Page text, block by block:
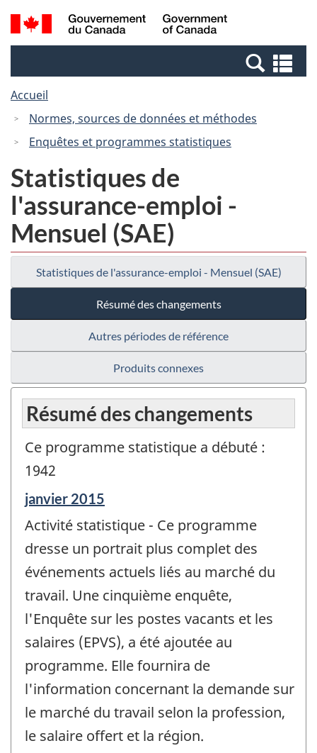
Passer
au
Passer
à
Canada
Recherche
et
et
Accueil
Normes, sources de données et méthodes
Enquêtes et programmes statistiques
Statistiques de
l'assurance-emploi -
Mensuel (SAE)
Statistiques de l'assurance-emploi - Mensuel (SAE)
Résumé des changements
Autres périodes de référence
Produits connexes
Résumé des changements
Ce programme statistique a débuté :
1942
Période
référence
de
changement
-
janvier 2015
Activité statistique - Ce programme
dresse un portrait plus complet des
événements actuels liés au marché du
travail. Une cinquième enquête,
l'Enquête sur les postes vacants et les
salaires (EPVS), a été ajoutée au
programme. Elle fournira de
l'information concernant la demande sur
le marché du travail selon la profession,
le salaire offert et la région.